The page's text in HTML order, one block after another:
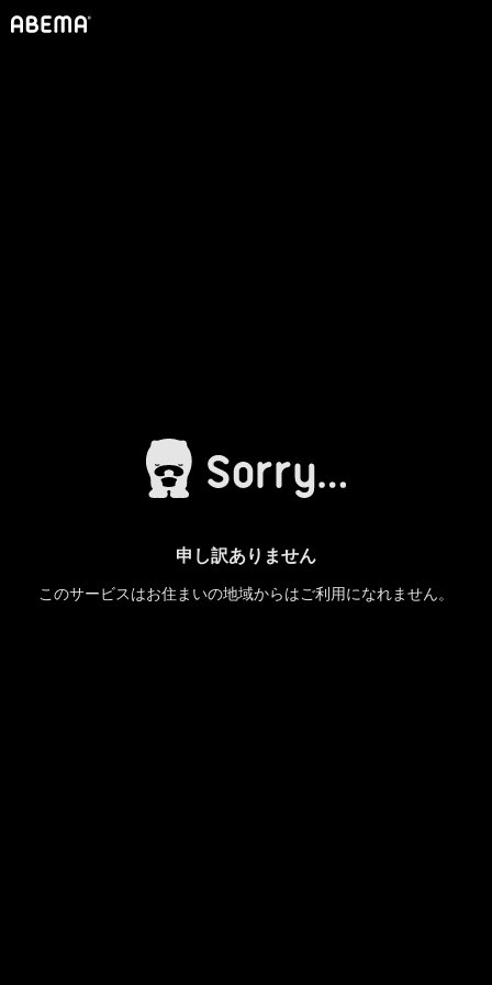
申し訳ありません
このサービスはお住まいの地域からはご利用になれません。